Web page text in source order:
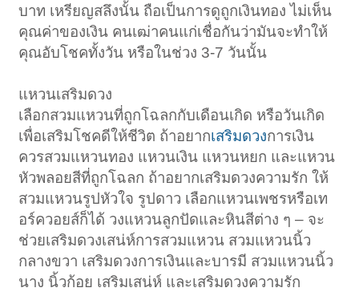
บาท เหรียญสลึงนั้น ถือเป็นการดูถูกเงินทอง ไม่เห็น
คุณค่าของเงิน คนเฒ่าคนแก่เชื่อกันว่ามันจะทำให้
คุณอับโชคทั้งวัน หรือในช่วง 3-7 วันนั้น
แหวนเสริมดวง
เลือกสวมแหวนที่ถูกโฉลกกับเดือนเกิด หรือวันเกิด
เพื่อเสริมโชคดีให้ชีวิต ถ้าอยากเสริมดวงการเงิน
ควรสวมแหวนทอง แหวนเงิน แหวนหยก และแหวน
หัวพลอยสีที่ถูกโฉลก ถ้าอยากเสริมดวงความรัก ให้
สวมแหวนรูปหัวใจ รูปดาว เลือกแหวนเพชรหรือเท
อร์ควอยส์ก็ได้ วงแหวนลูกปัดและหินสีต่าง ๆ – จะ
ช่วยเสริมดวงเสน่ห์การสวมแหวน สวมแหวนนิ้ว
กลางขวา เสริมดวงการเงินและบารมี สวมแหวนนิ้ว
นาง นิ้วก้อย เสริมเสน่ห์ และเสริมดวงความรัก